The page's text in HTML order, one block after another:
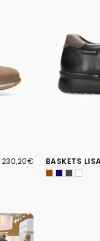
PRIX
230,20€ BASKETS